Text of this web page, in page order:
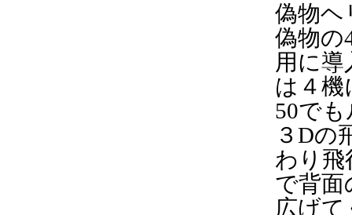
偽物ヘ
偽物の
用に
は４機
50で
３Dの
わり飛
で背面
広げ